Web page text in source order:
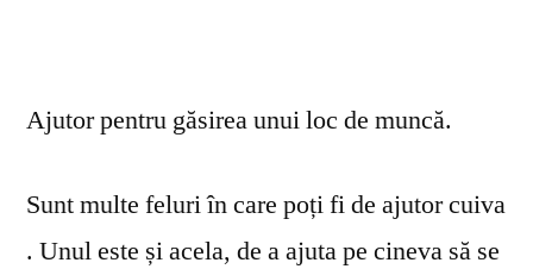
Ajutor pentru găsirea unui loc de muncă.
Sunt multe feluri în care poți fi de ajutor cuiva
. Unul este și acela, de a ajuta pe cineva să se